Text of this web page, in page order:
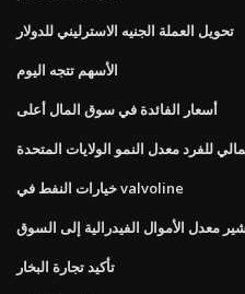
تحويل العملة الجنيه الاسترليني للدولار
الأسهم تتجه اليوم
أسعار الفائدة في سوق المال أعلى
للفرد معدل النمو الولايات المتحدة
خيارات النفط في valvoline
معدل الأموال الفيدرالية إلى السوق
تأكيد تجارة البخار